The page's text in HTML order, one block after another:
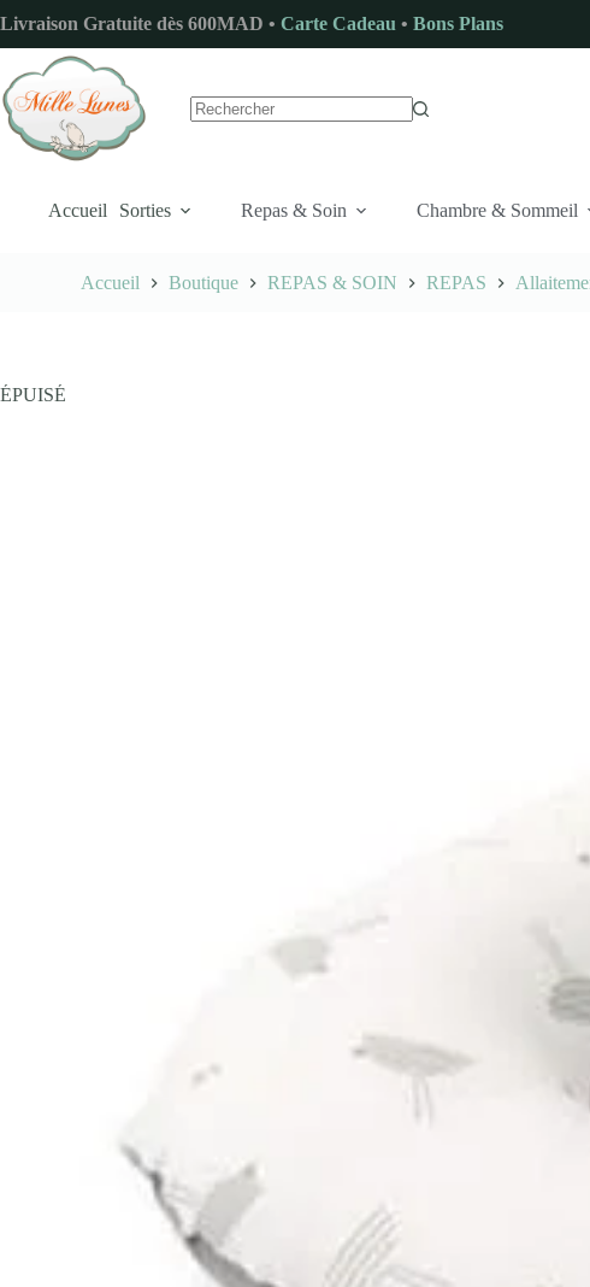
au
contenu
Livraison Gratuite dès 600MAD • Carte Cadeau • Bons Plans
Accueil Sorties Repas & Soin Chambre & Sommeil
Accueil Boutique REPAS & SOIN REPAS
ÉPUISÉ